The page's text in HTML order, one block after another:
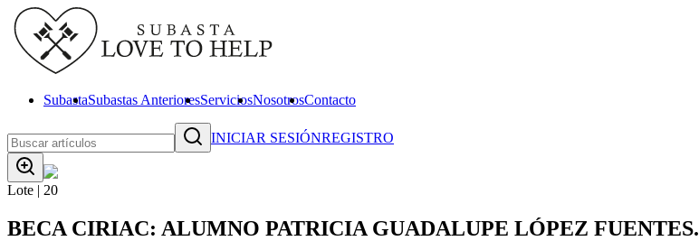
SubastaSubastas AnterioresServiciosNosotrosContacto
INICIAR SESIÓNREGISTRO
Lote | 20
BECA CIRIAC: ALUMNO PATRICIA GUADALUPE LÓPEZ FUENTES.